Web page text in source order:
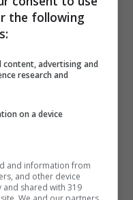
sembrava
finita, fino a
di marzo. Il
immortalati ad
entravano in un
seguente gli
l’albergo in
the following
content, advertising and
research and
on a device
and information from
and other device
and shared with 319